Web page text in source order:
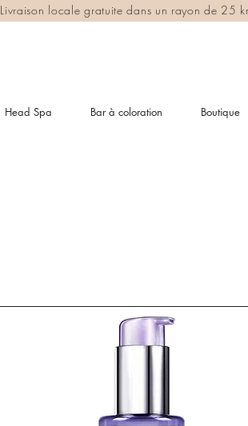
Livraison locale gratuite dans un rayon de 25
Head Spa Bar à coloration Boutique